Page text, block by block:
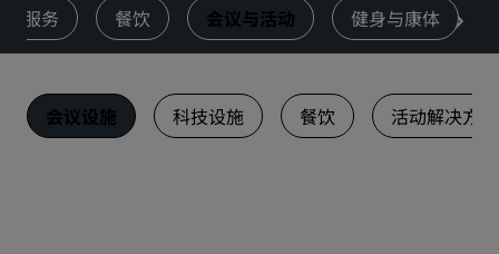
服务 餐饮 会议与活动 健身与康体
会议设施 科技设施 餐饮 活动解决方案